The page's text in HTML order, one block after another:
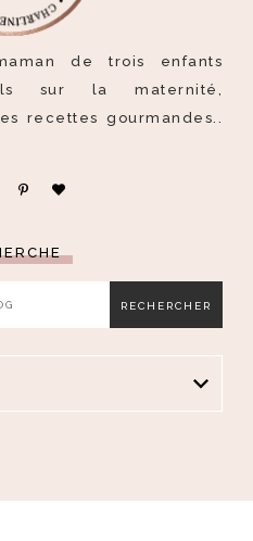
de trois enfants
sur la maternité,
recettes gourmandes..